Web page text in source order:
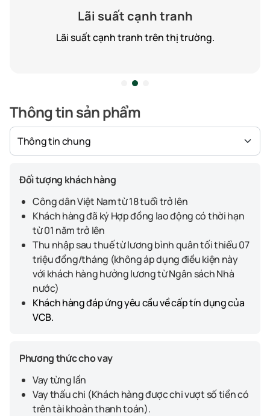
Lãi suất cạnh tranh
Lãi suất cạnh tranh trên thị trường.
Thông tin sản phẩm
Đối tượng khách hàng
Công dân Việt Nam từ 18 tuổi trở lên
Khách hàng đã ký Hợp đồng lao động có thời hạn
từ 01 năm trở lên
Thu nhập sau thuế từ lương bình quân tối thiểu 07
triệu đồng/tháng (không áp dụng điều kiện này
với khách hàng hưởng lương từ Ngân sách Nhà
nước)
Khách hàng đáp ứng yêu cầu về cấp tín dụng của
VCB.
Phương thức cho vay
Vay từng lần
Vay thấu chi (Khách hàng được chi vượt số tiền có
trên tài khoản thanh toán).